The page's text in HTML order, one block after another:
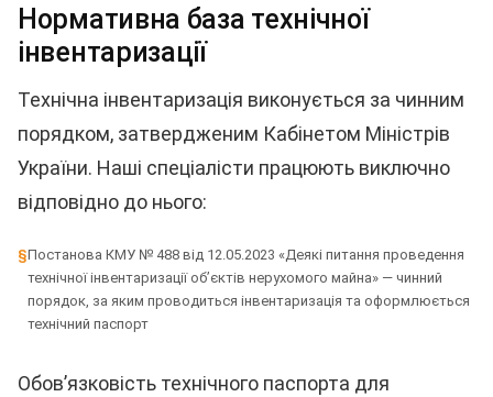
Нормативна база технічної
інвентаризації
Технічна інвентаризація виконується за чинним
порядком, затвердженим Кабінетом Міністрів
України. Наші спеціалісти працюють виключно
відповідно до нього:
§Постанова КМУ № 488 від 12.05.2023 «Деякі питання проведення
технічної інвентаризації об’єктів нерухомого майна» — чинний
порядок, за яким проводиться інвентаризація та оформлюється
технічний паспорт
Обов’язковість технічного паспорта для